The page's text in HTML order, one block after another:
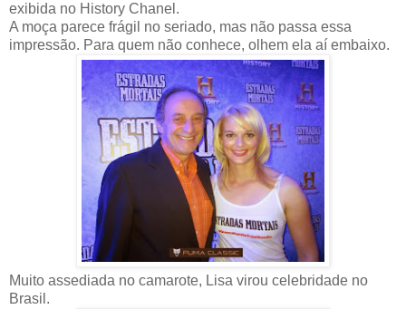
exibida no History Chanel.
A moça parece frágil no seriado, mas não passa essa
impressão. Para quem não conhece, olhem ela aí embaixo.
Muito assediada no camarote, Lisa virou celebridade no
Brasil.